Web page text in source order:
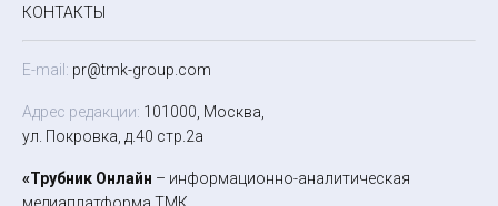
КОНТАКТЫ
E-mail: pr@tmk-group.com
Адрес редакции: 101000, Москва,
ул. Покровка, д.40 стр.2а
«Трубник Онлайн – информационно-аналитическая